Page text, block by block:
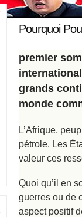
23 octobre 2019
Pourquoi
premier
grands
monde
L’Afrique,
pétrole. Les
valeur ces
Quoi qu’il en
guerres ou de
aspect positif